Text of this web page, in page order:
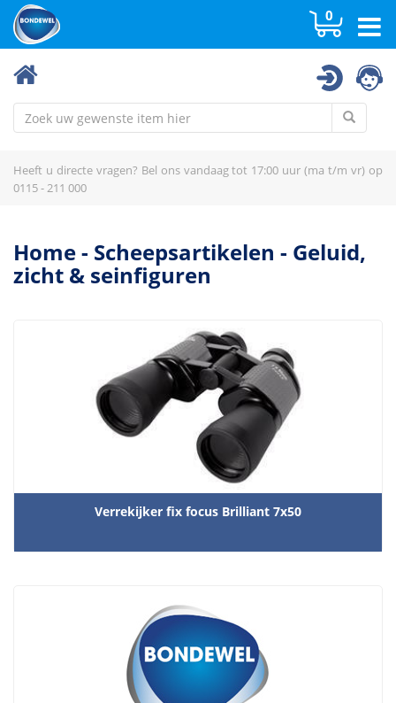
0
Dekkleden
Fender / wrijfhout / boei
Geluid & signalisatie
Geluid, zicht & seinfiguren
Haken en haakstokken
Inventaris schip
Kannen & toebehoren
Kikkers, puntkousen, splitspennen
Onderhoudsmiddelen
Trechters & toebehoren
Uitlaat toebehoren
Heeft u directe vragen? Bel ons vandaag tot 17:00 uur (ma t/m vr) op
0115 - 211 000
Home- Scheepsartikelen - Geluid,
zicht & seinfiguren
Verrekijker fix focus Brilliant 7x50